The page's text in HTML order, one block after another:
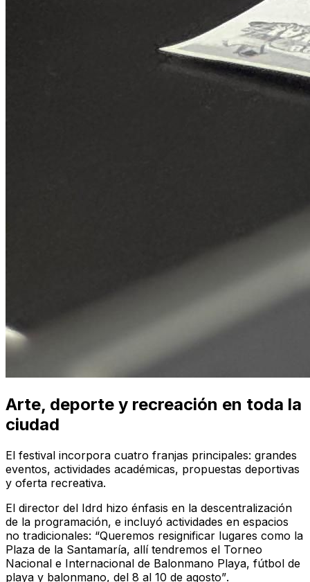
Arte, deporte y recreación en toda la
ciudad
El festival incorpora cuatro franjas principales: grandes
eventos, actividades académicas, propuestas deportivas
y oferta recreativa.
El director del Idrd hizo énfasis en la descentralización
de la programación, e incluyó actividades en espacios
no tradicionales: “Queremos resignificar lugares como la
Plaza de la Santamaría, allí tendremos el Torneo
Nacional e Internacional de Balonmano Playa, fútbol de
playa y balonmano, del 8 al 10 de agosto”.